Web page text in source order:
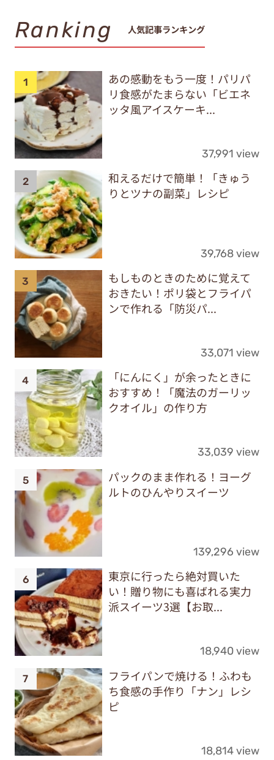
Ranking 人気記事ランキング
あの感動をもう一度！パリパ
リ食感がたまらない「ビエネ
ッタ風アイスケーキ...
37,991 view
和えるだけで簡単！「きゅう
りとツナの副菜」レシピ
39,768 view
もしものときのために覚えて
おきたい！ポリ袋とフライパ
ンで作れる「防災パ...
33,071 view
「にんにく」が余ったときに
おすすめ！「魔法のガーリッ
クオイル」の作り方
33,039 view
パックのまま作れる！ヨーグ
ルトのひんやりスイーツ
139,296 view
東京に行ったら絶対買いた
い！贈り物にも喜ばれる実力
派スイーツ3選【お取...
18,940 view
フライパンで焼ける！ふわも
ち食感の手作り「ナン」レシ
ピ
18,814 view